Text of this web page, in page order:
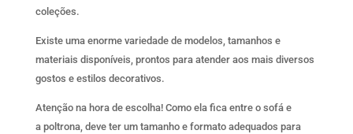
coleções.
Existe uma enorme variedade de modelos, tamanhos e
materiais disponíveis, prontos para atender aos mais diversos
gostos e estilos decorativos.
Atenção na hora de escolha! Como ela fica entre o sofá e
a poltrona, deve ter um tamanho e formato adequados para